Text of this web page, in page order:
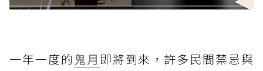
一年一度的鬼月 即將到來，許多民間禁忌與